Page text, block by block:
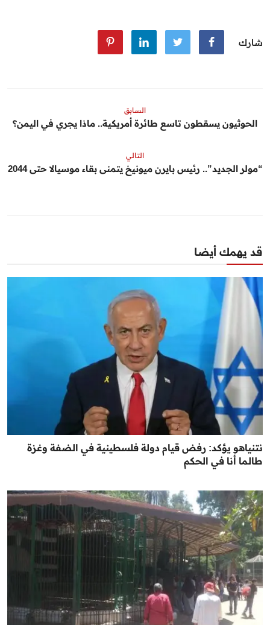
شارك
السابق
الحوثيون يسقطون تاسع طائرة أمريكية.. ماذا يجري في اليمن؟
التالي
“مولر الجديد”.. رئيس بايرن ميونيخ يتمنى بقاء موسيالا حتى 2044
قد يهمك أيضا
نتنياهو يؤكد: رفض قيام دولة فلسطينية في الضفة وغزة
طالما أنا في الحكم